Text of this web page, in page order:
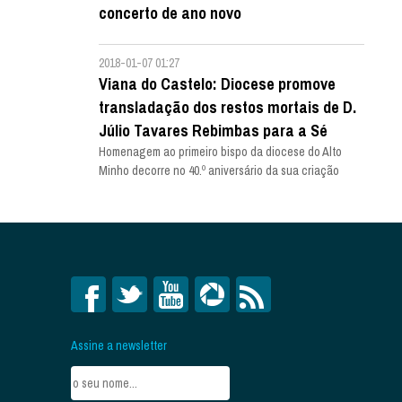
concerto de ano novo
2018-01-07 01:27
Viana do Castelo: Diocese promove
transladação dos restos mortais de D.
Júlio Tavares Rebimbas para a Sé
Homenagem ao primeiro bispo da diocese do Alto
Minho decorre no 40.º aniversário da sua criação
Assine a newsletter